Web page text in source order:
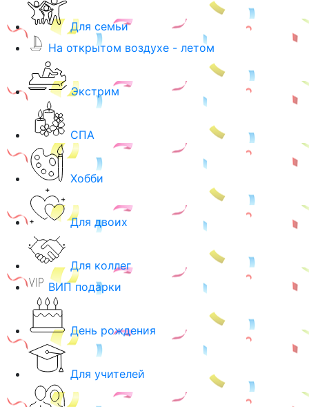
Для семьи
На открытом воздухе - летом
Экстрим
СПА
Хобби
Для двоих
Для коллег
ВИП подарки
День рождения
Для учителей